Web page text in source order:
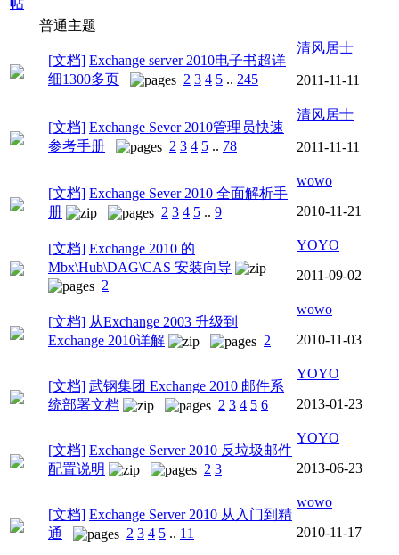
普通主题
[文档] Exchange server 2010电子书超详
细1300多页
2 3 4 5 .. 245
清风居士
2011-11-11
[文档] Exchange Sever 2010管理员快速
参考手册
2 3 4 5 .. 78
清风居士
2011-11-11
[文档] Exchange Sever 2010 全面解析手
册
2 3 4 5 .. 9
wowo
2010-11-21
[文档] Exchange 2010 的
Mbx\Hub\DAG\CAS 安装向导
2
YOYO
2011-09-02
[文档] 从Exchange 2003 升级到
Exchange 2010详解
2
wowo
2010-11-03
[文档] 武钢集团 Exchange 2010 邮件系
统部署文档
2 3 4 5 6
YOYO
2013-01-23
[文档] Exchange Server 2010 反垃圾邮件
配置说明
2 3
YOYO
2013-06-23
[文档] Exchange Server 2010 从入门到精
通
2 3 4 5 .. 11
wowo
2010-11-17